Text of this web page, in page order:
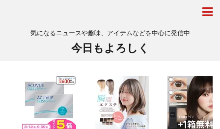
気になるニュースや趣味、アイテムなどを中心に発信中
今日もよろしく